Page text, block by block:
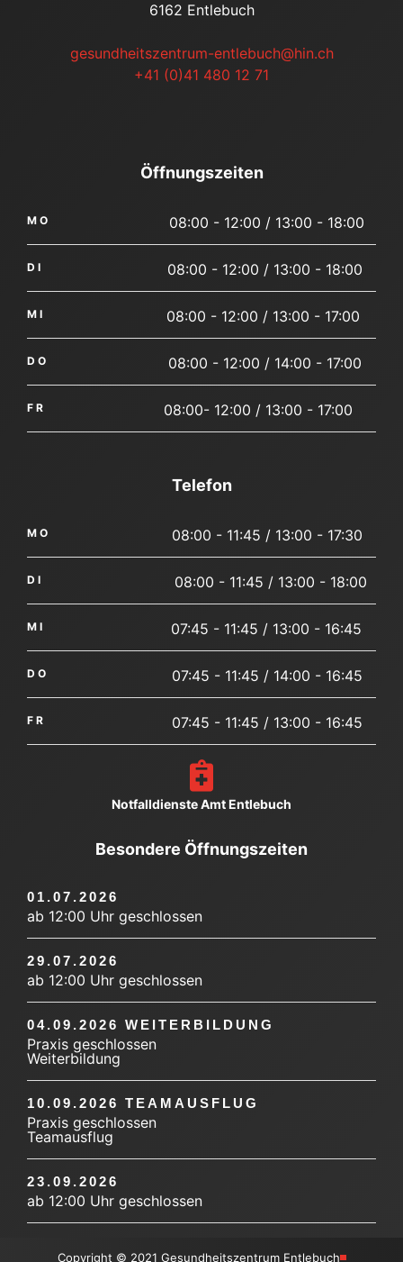
6162 Entlebuch
gesundheitszentrum-entlebuch@hin.ch
+41 (0)41 480 12 71
Öffnungszeiten
MO 08:00 - 12:00 / 13:00 - 18:00
DI 08:00 - 12:00 / 13:00 - 18:00
MI 08:00 - 12:00 / 13:00 - 17:00
DO 08:00 - 12:00 / 14:00 - 17:00
FR 08:00- 12:00 / 13:00 - 17:00
Telefon
MO 08:00 - 11:45 / 13:00 - 17:30
DI 08:00 - 11:45 / 13:00 - 18:00
MI 07:45 - 11:45 / 13:00 - 16:45
DO 07:45 - 11:45 / 14:00 - 16:45
FR 07:45 - 11:45 / 13:00 - 16:45
Notfalldienste Amt Entlebuch
Besondere Öffnungszeiten
01.07.2026
ab 12:00 Uhr geschlossen
29.07.2026
ab 12:00 Uhr geschlossen
04.09.2026 WEITERBILDUNG
Praxis geschlossen
Weiterbildung
10.09.2026 TEAMAUSFLUG
Praxis geschlossen
Teamausflug
23.09.2026
ab 12:00 Uhr geschlossen
Copyright © 2021 Gesundheitszentrum Entlebuch